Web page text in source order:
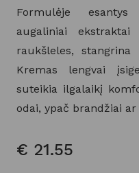
Formulėje esantys
augaliniai
raukšleles,
Kremas lengvai
suteikia ilgalaikį
odai, ypač brandžiai ar
€ 21.55